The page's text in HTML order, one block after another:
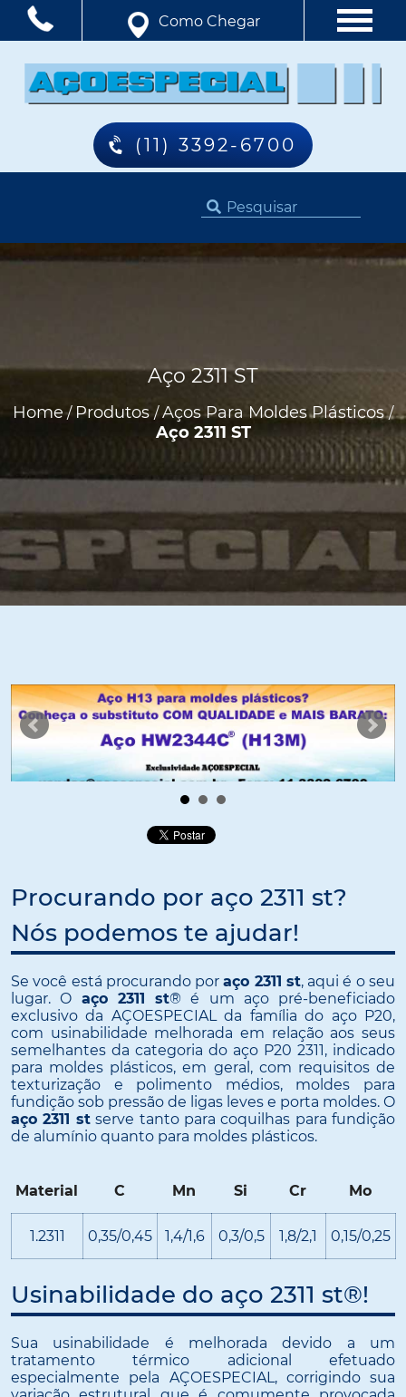
Como Chegar
(11) 3392-6700
Home/ Produtos/Aços Para Moldes Plásticos/
Aço 2311 ST
Aço 2311 ST
Procurando por aço 2311 st?
Nós podemos te ajudar!
Se você está procurando poraço 2311 st, aqui é o seu
lugar. O aço 2311 st® é um aço pré-beneficiado
exclusivo da AÇOESPECIAL da família do aço P20,
com usinabilidade melhorada em relação aos seus
semelhantes da categoria do aço P20 2311, indicado
para moldes plásticos, em geral, com requisitos de
texturização e polimento médios, moldes para
fundição sob pressão de ligas leves e porta moldes. O
aço 2311 stserve tanto para coquilhas para fundição
de alumínio quanto para moldes plásticos.
Material C Mn Si Cr Mo
1.2311 0,35/0,45 1,4/1,6 0,3/0,5 1,8/2,1 0,15/0,25
Usinabilidade do aço 2311 st®!
Sua usinabilidade é melhorada devido a um
tratamento térmico adicional efetuado
especialmente pela AÇOESPECIAL, corrigindo sua